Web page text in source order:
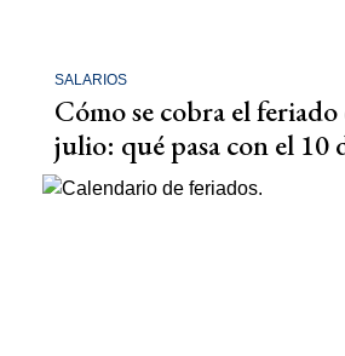
SALARIOS
Cómo se cobra el
julio: qué pasa con el 10